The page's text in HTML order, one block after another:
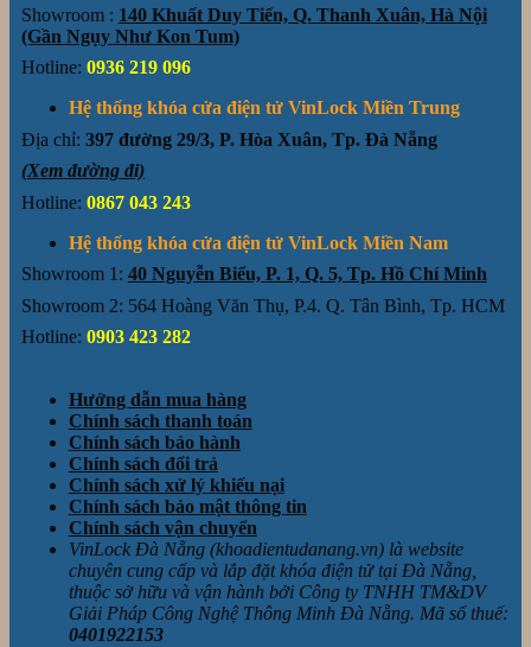
Showroom : 140 Khuất Duy Tiến, Q. Thanh Xuân, Hà Nội
(Gần Ngụy Như Kon Tum)
Hotline: 0936 219 096
Hệ thống khóa cửa điện tử VinLock Miền Trung
Địa chỉ: 397 đường 29/3, P. Hòa Xuân, Tp. Đà Nẵng
(Xem đường đi)
Hotline: 0867 043 243
Hệ thống khóa cửa điện tử VinLock Miền Nam
Showroom 1: 40 Nguyễn Biểu, P. 1, Q. 5, Tp. Hồ Chí Minh
Showroom 2: 564 Hoàng Văn Thụ, P.4. Q. Tân Bình, Tp. HCM
Hotline: 0903 423 282
Hướng dẫn mua hàng
Chính sách thanh toán
Chính sách bảo hành
Chính sách đổi trả
Chính sách xử lý khiếu nại
Chính sách bảo mật thông tin
Chính sách vận chuyển
VinLock Đà Nẵng (khoadientudanang.vn) là website
chuyên cung cấp và lắp đặt khóa điện tử tại Đà Nẵng,
thuộc sở hữu và vận hành bởi Công ty TNHH TM&DV
Giải Pháp Công Nghệ Thông Minh Đà Nẵng. Mã số thuế:
0401922153